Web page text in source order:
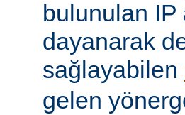
bulunulan
dayanarak
sağlayabilen
gelen